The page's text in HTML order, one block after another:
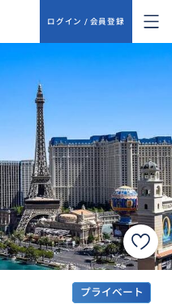
ログイン / 会員登録
プライベート